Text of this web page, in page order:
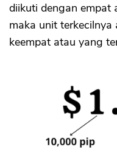
diikuti dengan empat
maka unit
keempat atau yang